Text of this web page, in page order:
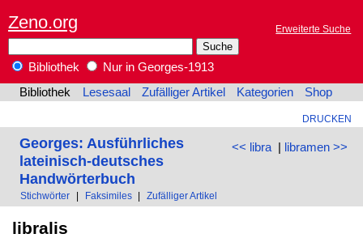
Zeno.org Erweiterte Suche
Bibliothek
Nur in Georges-1913
Bibliothek
Lesesaal Zufälliger Artikel Kategorien Shop
DRUCKEN
<< libra| libramen >>
Georges: Ausführliches
lateinisch-deutsches
Handwörterbuch
Stichwörter Faksimiles Zufälliger Artikel
libralis